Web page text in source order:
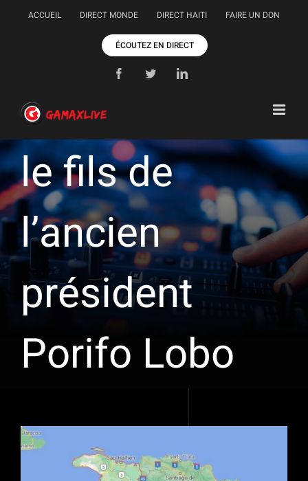
PasserACCUEIL DIRECT MONDE DIRECT HAITI FAIRE UN DON
ÉCOUTEZ EN DIRECT
FacebookTwitterLinkedIn
le fils de
l’ancien
président
Porifo Lobo